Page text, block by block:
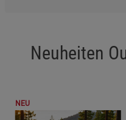
Neuheiten
NEU